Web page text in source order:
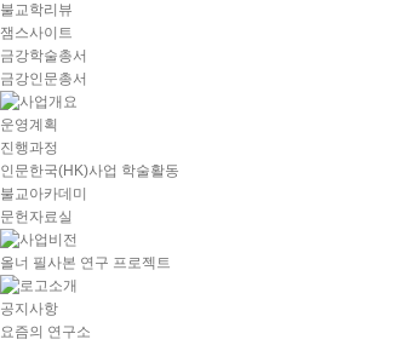
불교학리뷰
잼스사이트
금강학술총서
금강인문총서
운영계획
진행과정
인문한국(HK)사업 학술활동
불교아카데미
문헌자료실
올너 필사본 연구 프로젝트
공지사항
요즘의 연구소